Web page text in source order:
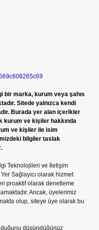
bir marka, kurum veya şahıs
Sitede yalnızca kendi
Burada yer alan içerikler
kurum ve kişiler hakkında
ve kişiler ile isim
bilgiler taslak
Teknolojileri ve İletişim
Sağlayıcı olarak hizmet
proaktif olarak denetleme
Ancak, üyelerimiz
olup, siteye üye olarak bu
düşündüğünüz